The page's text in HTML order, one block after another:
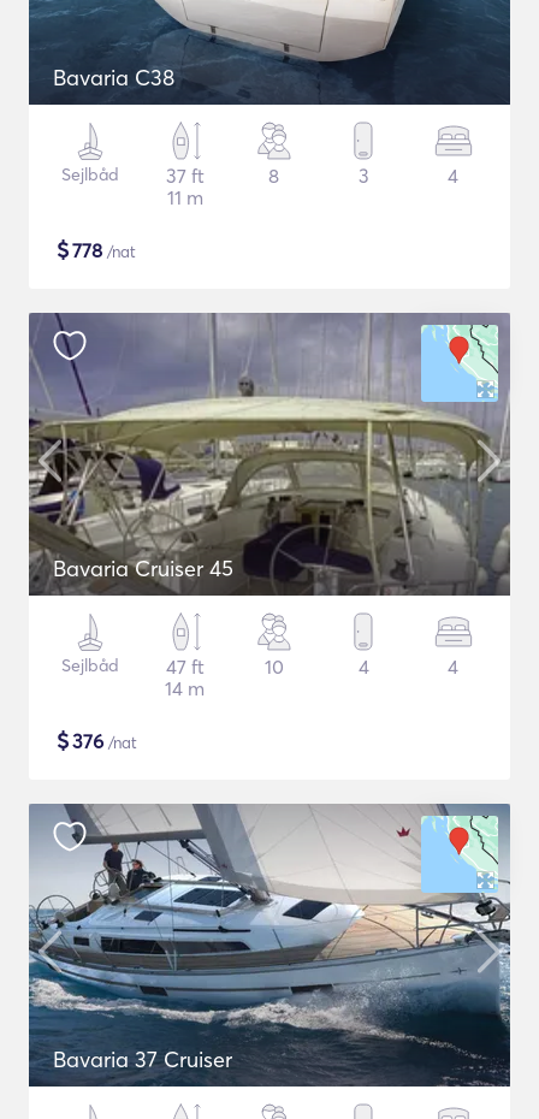
Bavaria C38
Sejlbåd
37 ft
11 m
8 3 4
$778 /nat
Bavaria Cruiser 45
Sejlbåd
47 ft
14 m
10 4 4
$376 /nat
Bavaria 37 Cruiser